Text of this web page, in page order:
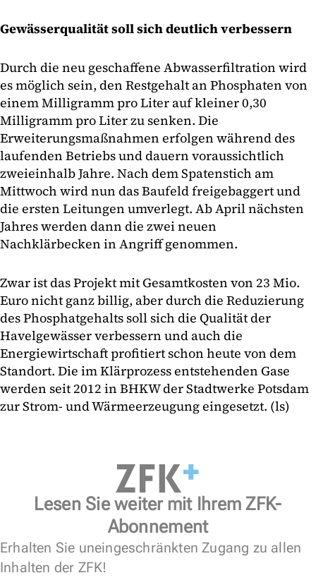
Gewässerqualität soll sich deutlich verbessern
Durch die neu geschaffene Abwasserfiltration wird
es möglich sein, den Restgehalt an Phosphaten von
einem Milligramm pro Liter auf kleiner 0,30
Milligramm pro Liter zu senken. Die
Erweiterungsmaßnahmen erfolgen während des
laufenden Betriebs und dauern voraussichtlich
zweieinhalb Jahre. Nach dem Spatenstich am
Mittwoch wird nun das Baufeld freigebaggert und
die ersten Leitungen umverlegt. Ab April nächsten
Jahres werden dann die zwei neuen
Nachklärbecken in Angriff genommen.
Zwar ist das Projekt mit Gesamtkosten von 23 Mio.
Euro nicht ganz billig, aber durch die Reduzierung
des Phosphatgehalts soll sich die Qualität der
Havelgewässer verbessern und auch die
Energiewirtschaft profitiert schon heute von dem
Standort. Die im Klärprozess entstehenden Gase
werden seit 2012 in BHKW der Stadtwerke Potsdam
zur Strom- und Wärmeerzeugung eingesetzt. (ls)
Lesen Sie weiter mit Ihrem ZFK-
Abonnement
Erhalten Sie uneingeschränkten Zugang zu allen
Inhalten der ZFK!